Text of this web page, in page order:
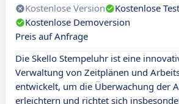
Kostenlose Version
Kostenlose
Kostenlose Demoversion
Preis auf Anfrage
Die Skello Stempeluhr ist eine
Verwaltung von Zeitplänen und
entwickelt, um die Überwachung der
erleichtern und richtet sich